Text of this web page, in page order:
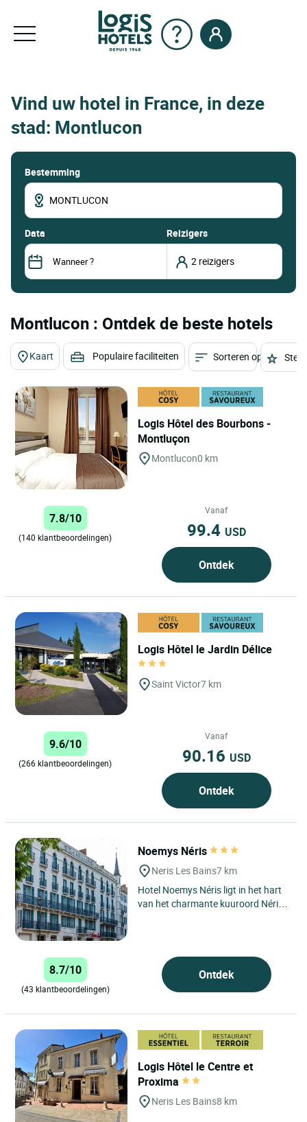
Vind uw hotel in France, in deze
stad: Montlucon
Bestemming
data Reizigers
Montlucon : Ontdek de beste hotels
Kaart Populaire faciliteiten Sorteren op
Logis Hôtel des Bourbons -
Montluçon
Montlucon0 km
7.8/10
(140 klantbeoordelingen)
Vanaf
99.4 USD
Ontdek
Logis Hôtel le Jardin Délice
Saint Victor7 km
9.6/10
(266 klantbeoordelingen)
Vanaf
90.16 USD
Ontdek
Noemys Néris
Neris Les Bains7 km
Hotel Noemys Néris ligt in het hart
van het charmante kuuroord Néris-
8.7/10
(43 klantbeoordelingen)
Ontdek
Logis Hôtel le Centre et
Proxima
Neris Les Bains8 km